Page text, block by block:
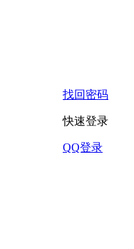
找回密码
快速登录
QQ登录